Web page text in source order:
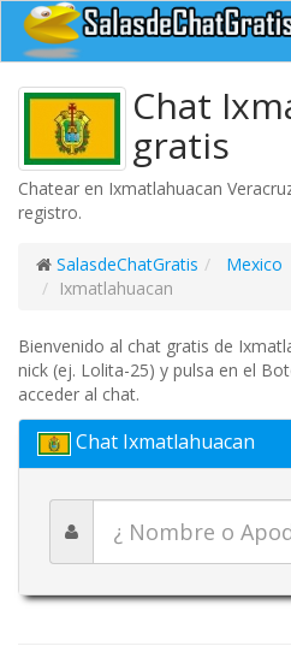
Chat
gratis
Chatear en Ixmatlahuacan
registro.
SalasdeChatGratis Mexico
Ixmatlahuacan
Bienvenido al chat gratis de
nick (ej. Lolita-25) y pulsa en el
acceder al chat.
Chat Ixmatlahuacan